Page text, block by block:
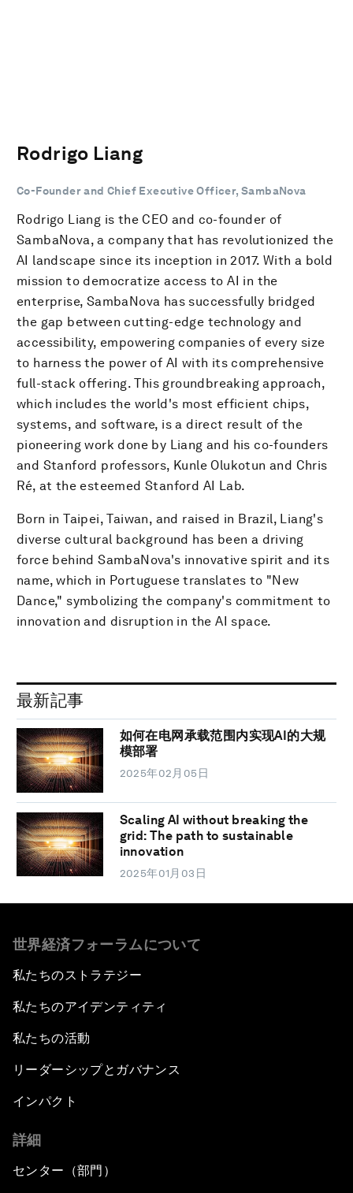
Rodrigo Liang
Co-Founder and Chief Executive Officer, SambaNova
Rodrigo Liang is the CEO and co-founder of
SambaNova, a company that has revolutionized the
AI landscape since its inception in 2017. With a bold
mission to democratize access to AI in the
enterprise, SambaNova has successfully bridged
the gap between cutting-edge technology and
accessibility, empowering companies of every size
to harness the power of AI with its comprehensive
full-stack offering. This groundbreaking approach,
which includes the world's most efficient chips,
systems, and software, is a direct result of the
pioneering work done by Liang and his co-founders
and Stanford professors, Kunle Olukotun and Chris
Ré, at the esteemed Stanford AI Lab.
Born in Taipei, Taiwan, and raised in Brazil, Liang's
diverse cultural background has been a driving
force behind SambaNova's innovative spirit and its
name, which in Portuguese translates to "New
Dance," symbolizing the company's commitment to
innovation and disruption in the AI space.
最新記事
如何在电网承载范围内实现AI的大规
模部署
2025年02月05日
Scaling AI without breaking the
grid: The path to sustainable
innovation
2025年01月03日
世界経済フォーラムについて
私たちのストラテジー
私たちのアイデンティティ
私たちの活動
リーダーシップとガバナンス
インパクト
詳細
センター（部門）